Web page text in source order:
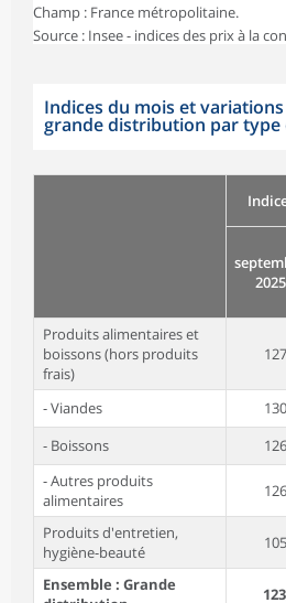
Champ : France métropolitaine.
Source : Insee - indices des prix à la
Indices du mois et
grande distribution par
2025
Produits alimentaires et
boissons (hors produits
frais)
- Viandes
- Boissons
- Autres produits
alimentaires
Produits d'entretien,
hygiène-beauté
Ensemble : Grande